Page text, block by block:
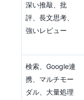
深い推敲、批
評、長文思考、
強いレビュー
検索、Google連
携、マルチモー
ダル、大量処理